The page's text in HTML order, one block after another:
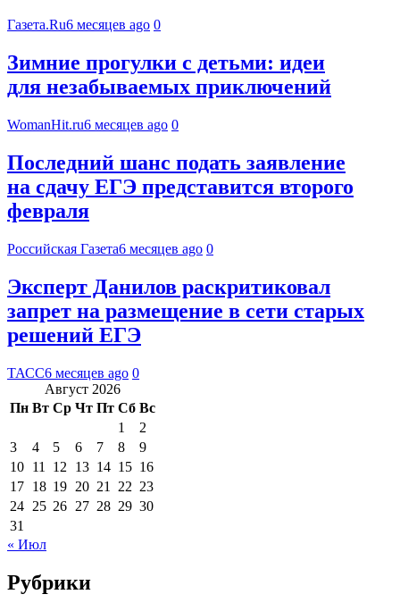
Газета.Ru6 месяцев ago 0
Зимние прогулки с детьми: идеи
для незабываемых приключений
WomanHit.ru6 месяцев ago 0
Последний шанс подать заявление
на сдачу ЕГЭ представится второго
февраля
Российская Газета6 месяцев ago 0
Эксперт Данилов раскритиковал
запрет на размещение в сети старых
решений ЕГЭ
ТАСС6 месяцев ago 0
Август 2026
Пн Вт Ср Чт Пт Сб Вс
1
2
3
4 5 6 7 8
9
10 11 12 13 14 15 16
17 18 19 20 21 22 23
24 25 26 27 28 29 30
31
« Июл
Рубрики